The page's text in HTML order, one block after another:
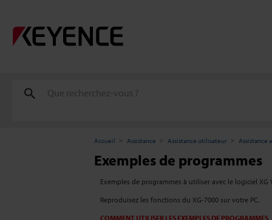
Accueil Assistance Assistance utilisateur Assistance
Exemples de programmes
Exemples de programmes à utiliser avec le logiciel XG
Reproduisez les fonctions du XG-7000 sur votre PC.
COMMENT UTILISER LES EXEMPLES DE PROGRAMMES